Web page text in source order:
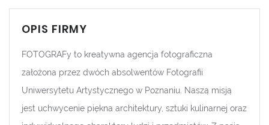
OPIS FIRMY
FOTOGRAFy to kreatywna agencja fotograficzna
założona przez dwóch absolwentów Fotografii
Uniwersytetu Artystycznego w Poznaniu. Naszą misją
jest uchwycenie piękna architektury, sztuki kulinarnej oraz